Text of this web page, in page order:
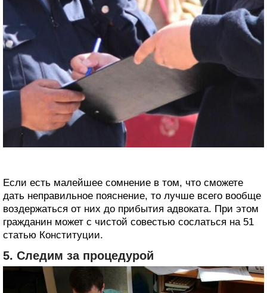
Если есть малейшее сомнение в том, что сможете
дать неправильное пояснение, то лучше всего вообще
воздержаться от них до прибытия адвоката. При этом
гражданин может с чистой совестью сослаться на 51
статью Конституции.
5. Следим за процедурой